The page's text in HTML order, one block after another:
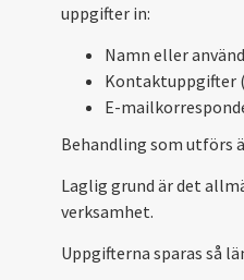
uppgifter in:
Namn eller
Kontaktuppgifter
E-
Behandling som utförs
Laglig grund är det
verksamhet.
Uppgifterna sparas så